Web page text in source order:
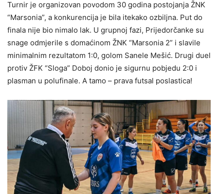
Turnir je organizovan povodom 30 godina postojanja ŽNK
“Marsonia”, a konkurencija je bila itekako ozbiljna. Put do
finala nije bio nimalo lak. U grupnoj fazi, Prijedorčanke su
snage odmjerile s domaćinom ŽNK “Marsonia 2” i slavile
minimalnim rezultatom 1:0, golom Sanele Mešić. Drugi duel
protiv ŽFK “Sloga” Doboj donio je sigurnu pobjedu 2:0 i
plasman u polufinale. A tamo – prava futsal poslastica!